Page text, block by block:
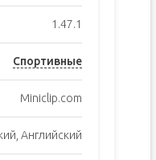
1.47.1
Спортивные
Miniclip.com
Английский